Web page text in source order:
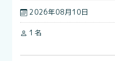
2026年08月10日
1名